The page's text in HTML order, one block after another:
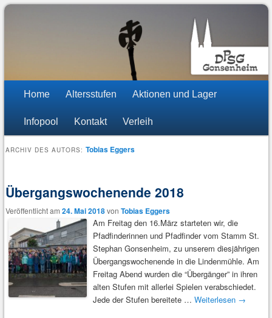
Pfadfinder Mainz-Gonsenheim
Zum
wechseln
Zum
Inhalt
Home Altersstufen Aktionen und Lager
Infopool Kontakt Verleih
ARCHIV DES AUTORS:Tobias Eggers
Übergangswochenende 2018
Veröffentlicht am24. Mai 2018vonTobias Eggers
Am Freitag den 16.März starteten wir, die
Pfadfinderinnen und Pfadfinder vom Stamm St.
Stephan Gonsenheim, zu unserem diesjährigen
Übergangswochenende in die Lindenmühle. Am
Freitag Abend wurden die “Übergänger” in ihren
alten Stufen mit allerlei Spielen verabschiedet.
Jede der Stufen bereitete …Weiterlesen →